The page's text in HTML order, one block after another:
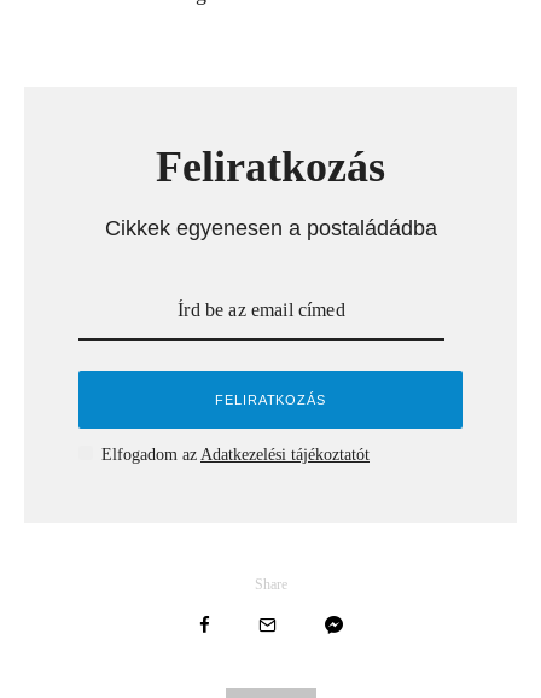
Feliratkozás
Cikkek egyenesen a postaládádba
Elfogadom az Adatkezelési tájékoztatót
Share